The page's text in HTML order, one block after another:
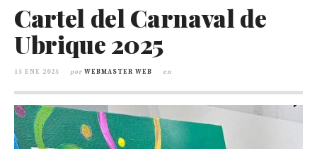
Cartel del Carnaval de
Ubrique 2025
15 ENE 2025 por WEBMASTER WEB en